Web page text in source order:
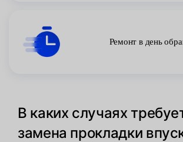
Ремонт в день
В каких случаях
замена прокладки